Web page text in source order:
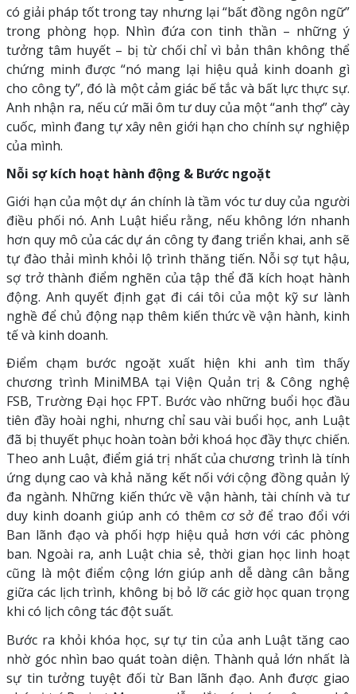
có giải pháp tốt trong tay nhưng lại “bất đồng ngôn ngữ”
trong phòng họp. Nhìn đứa con tinh thần – những ý
tưởng tâm huyết – bị từ chối chỉ vì bản thân không thể
chứng minh được “nó mang lại hiệu quả kinh doanh gì
cho công ty”, đó là một cảm giác bế tắc và bất lực thực sự.
Anh nhận ra, nếu cứ mãi ôm tư duy của một “anh thợ” cày
cuốc, mình đang tự xây nên giới hạn cho chính sự nghiệp
của mình.
Nỗi sợ kích hoạt hành động & Bước ngoặt
Giới hạn của một dự án chính là tầm vóc tư duy của người
điều phối nó. Anh Luật hiểu rằng, nếu không lớn nhanh
hơn quy mô của các dự án công ty đang triển khai, anh sẽ
tự đào thải mình khỏi lộ trình thăng tiến. Nỗi sợ tụt hậu,
sợ trở thành điểm nghẽn của tập thể đã kích hoạt hành
động. Anh quyết định gạt đi cái tôi của một kỹ sư lành
nghề để chủ động nạp thêm kiến thức về vận hành, kinh
tế và kinh doanh.
Điểm chạm bước ngoặt xuất hiện khi anh tìm thấy
chương trình MiniMBA tại Viện Quản trị & Công nghệ
FSB, Trường Đại học FPT. Bước vào những buổi học đầu
tiên đầy hoài nghi, nhưng chỉ sau vài buổi học, anh Luật
đã bị thuyết phục hoàn toàn bởi khoá học đầy thực chiến.
Theo anh Luật, điểm giá trị nhất của chương trình là tính
ứng dụng cao và khả năng kết nối với cộng đồng quản lý
đa ngành. Những kiến thức về vận hành, tài chính và tư
duy kinh doanh giúp anh có thêm cơ sở để trao đổi với
Ban lãnh đạo và phối hợp hiệu quả hơn với các phòng
ban. Ngoài ra, anh Luật chia sẻ, thời gian học linh hoạt
cũng là một điểm cộng lớn giúp anh dễ dàng cân bằng
giữa các lịch trình, không bị bỏ lỡ các giờ học quan trọng
khi có lịch công tác đột suất.
Bước ra khỏi khóa học, sự tự tin của anh Luật tăng cao
nhờ góc nhìn bao quát toàn diện. Thành quả lớn nhất là
sự tin tưởng tuyệt đối từ Ban lãnh đạo. Anh được giao